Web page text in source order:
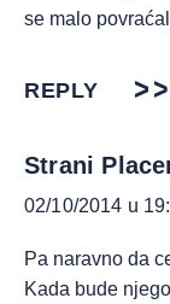
se malo
REPLY
Strani
02/10/2014 u
Pa naravno da
Kada bude